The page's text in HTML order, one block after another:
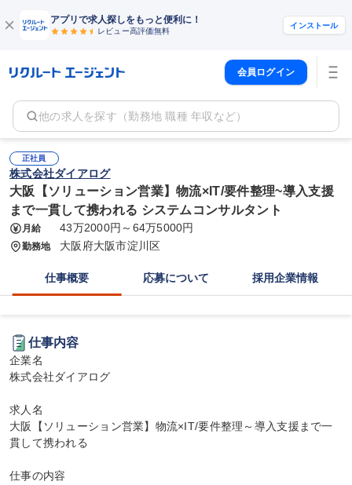
アプリで求人探しをもっと便利に！
レビュー高評価無料
インストール
会員ログイン
他の求人を探す（勤務地 職種 年収など）
正社員
株式会社ダイアログ
大阪【ソリューション営業】物流×IT/要件整理~導入支援
まで一貫して携われる システムコンサルタント
月給 43万2000円～64万5000円
勤務地 大阪府大阪市淀川区
仕事概要 応募について 採用企業情報
仕事内容
企業名
株式会社ダイアログ
求人名
大阪【ソリューション営業】物流×IT/要件整理～導入支援まで一
貫して携われる
仕事の内容